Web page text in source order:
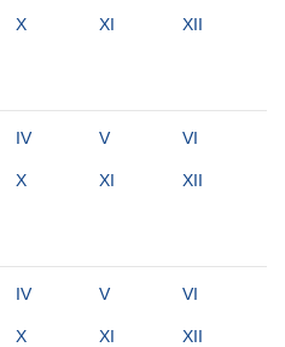
X XI XII
IV V VI
X XI XII
IV V VI
X XI XII